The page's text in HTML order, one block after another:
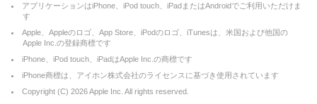
アプリケーションはiPhone、iPod touch、iPadまたはAndroidでご利用いただけま
す
Apple、Appleのロゴ、App Store、iPodのロゴ、iTunesは、米国および他国の
Apple Inc.の登録商標です
iPhone、iPod touch、iPadはApple Inc.の商標です
iPhone商標は、アイホン株式会社のライセンスに基づき使用されています
Copyright (C) 2026Apple Inc. All rights reserved.